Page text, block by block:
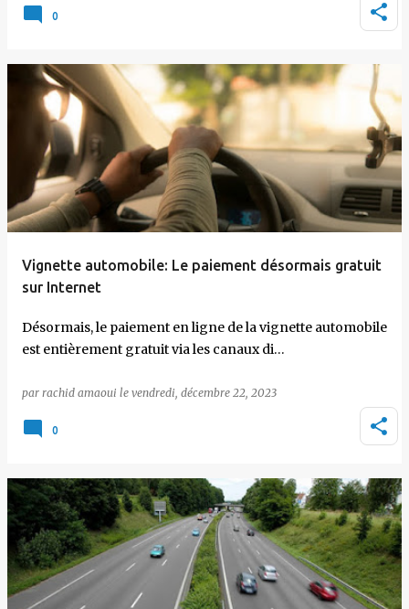
0
Vignette automobile: Le paiement désormais gratuit
sur Internet
Désormais, le paiement en ligne de la vignette automobile
est entièrement gratuit via les canaux di…
par rachid amaoui le vendredi, décembre 22, 2023
0